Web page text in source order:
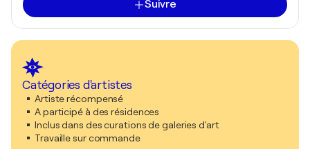
Suivre
Catégories d'artistes
Artiste récompensé
A participé à des résidences
Inclus dans des curations de galeries d'art
Travaille sur commande